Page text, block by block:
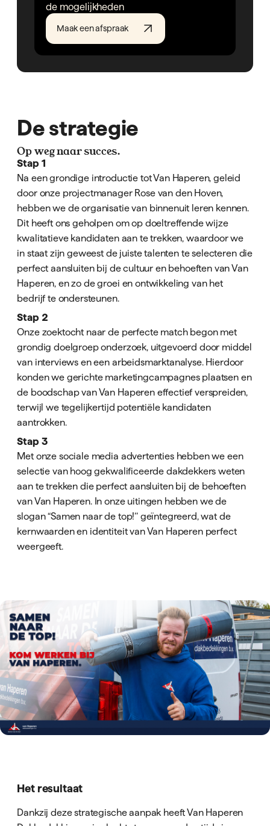
de mogelijkheden
Maak een afspraak
De strategie
Op weg naar succes.
Stap 1
Na een grondige introductie tot Van Haperen, geleid
door onze projectmanager Rose van den Hoven,
hebben we de organisatie van binnenuit leren kennen.
Dit heeft ons geholpen om op doeltreffende wijze
kwalitatieve kandidaten aan te trekken, waardoor we
in staat zijn geweest de juiste talenten te selecteren die
perfect aansluiten bij de cultuur en behoeften van Van
Haperen, en zo de groei en ontwikkeling van het
bedrijf te ondersteunen.
Stap 2
Onze zoektocht naar de perfecte match begon met
grondig doelgroep onderzoek, uitgevoerd door middel
van interviews en een arbeidsmarktanalyse. Hierdoor
konden we gerichte marketingcampagnes plaatsen en
de boodschap van Van Haperen effectief verspreiden,
terwijl we tegelijkertijd potentiële kandidaten
aantrokken.
Stap 3
Met onze sociale media advertenties hebben we een
selectie van hoog gekwalificeerde dakdekkers weten
aan te trekken die perfect aansluiten bij de behoeften
van Van Haperen. In onze uitingen hebben we de
slogan “Samen naar de top!’’ geïntegreerd, wat de
kernwaarden en identiteit van Van Haperen perfect
weergeeft.
Het resultaat
Dankzij deze strategische aanpak heeft Van Haperen